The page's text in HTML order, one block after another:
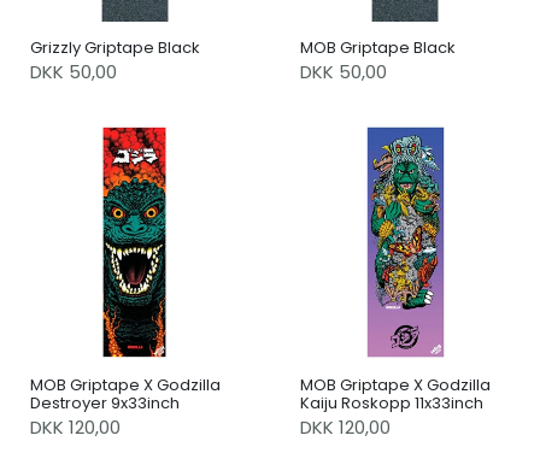
Grizzly Griptape Black
DKK 50,00
MOB Griptape Black
DKK 50,00
MOB Griptape X Godzilla
Destroyer 9x33inch
DKK 120,00
MOB Griptape X Godzilla
Kaiju Roskopp 11x33inch
DKK 120,00